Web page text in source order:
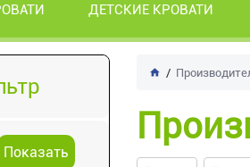
ДЕТСКИЕ КРОВАТИ